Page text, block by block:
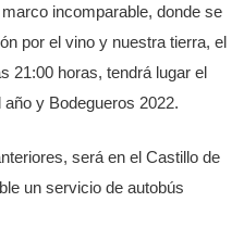
incomparable, donde se
por el vino y nuestra tierra, el
21:00 horas, tendrá lugar el
y Bodegueros 2022.
será en el Castillo de
un servicio de autobús